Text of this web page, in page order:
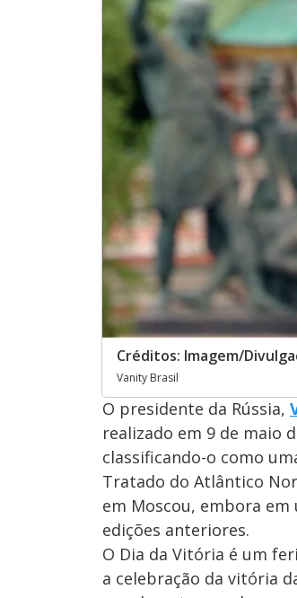
Créditos: Imagem/
Vanity Brasil
O presidente da Rússia,
realizado em 9 de maio
classificando-o como
Tratado do Atlântico
em Moscou, embora
edições anteriores.
O Dia da Vitória é um
a celebração da vitória